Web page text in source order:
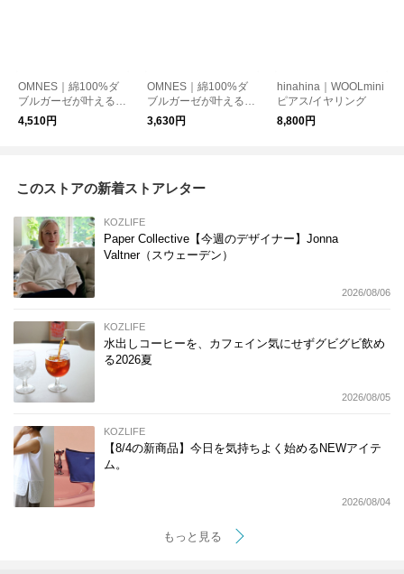
OMNES｜綿100%ダ
ブルガーゼが叶える、
軽やか涼し気フーディ
ーベスト
4,510円
OMNES｜綿100%ダ
ブルガーゼが叶える、
涼しさと優しい肌さわ
りのフレアシャツ
3,630円
hinahina｜WOOLmini
ピアス/イヤリング
8,800円
このストアの新着ストアレター
KOZLIFE
Paper Collective【今週のデザイナー】Jonna
Valtner（スウェーデン）
2026/08/06
KOZLIFE
水出しコーヒーを、カフェイン気にせずグビグビ飲め
る2026夏
2026/08/05
KOZLIFE
【8/4の新商品】今日を気持ちよく始めるNEWアイテ
ム。
2026/08/04
もっと見る